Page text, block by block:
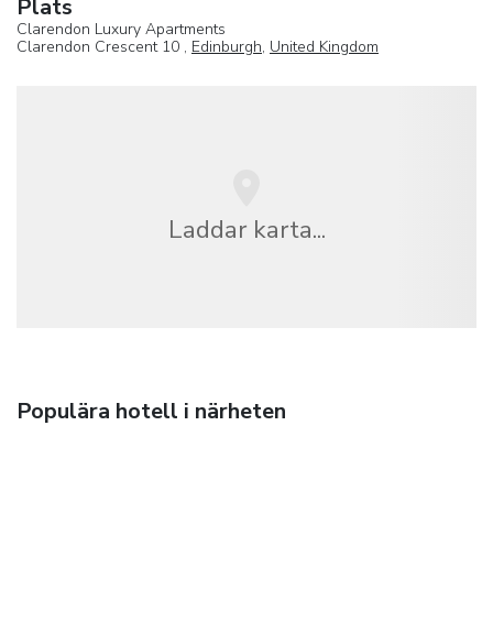
Plats
Clarendon Luxury Apartments
Clarendon Crescent 10 , Edinburgh, United Kingdom
Laddar karta...
Populära hotell i närheten